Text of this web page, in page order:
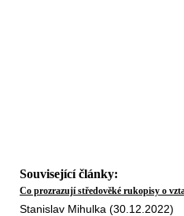
Související články:
Co prozrazují středověké rukopisy o
Stanislav Mihulka (30.12.2022)